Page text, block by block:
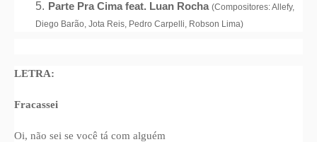
Parte Pra Cima feat. Luan Rocha (Compositores: Allefy,
Diego Barão, Jota Reis, Pedro Carpelli, Robson Lima)
LETRA:
Fracassei
Oi, não sei se você tá com alguém